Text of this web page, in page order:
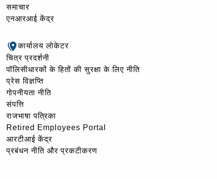
समाचार
एनआरआई केंद्र
कार्यालय लोकेटर
चित्र प्रदर्शनी
पॉलिसीधारकों के हितों की सुरक्षा के लिए नीति
प्रेस विज्ञप्ति
गोपनीयता नीति
संपत्ति
राजभाषा पत्रिका
Retired Employees Portal
आरटीआई केंद्र
प्रबंधन नीति और प्रकटीकरण